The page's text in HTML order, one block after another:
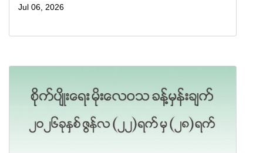
ပင်လယ်အော်တို့တွင် အားကောင်းနိုင်ပါသည်။ ဘင်္ဂလား
Jul 06, 2026